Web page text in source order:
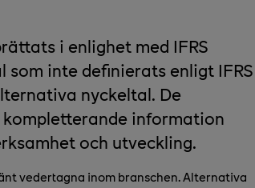
i enlighet med IFRS
inte definierats enligt IFRS
nyckeltal. De
information
och utveckling.
vedertagna inom branschen. Alternativa